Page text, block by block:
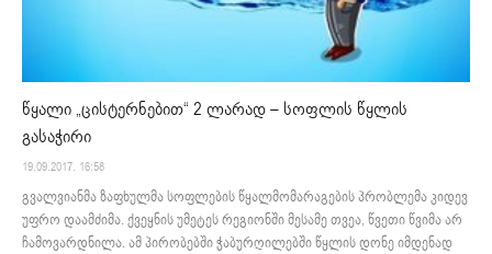
წყალი „ცისტერნებით“ 2 ლარად – სოფლის წყლის
გასაჭირი
19.09.2017. 16:58
გვალვიანმა ზაფხულმა სოფლების წყალმომარაგების პრობლემა კიდევ
უფრო დაამძიმა. ქვეყნის უმეტეს რეგიონში მესამე თვეა, წვეთი წვიმა არ
ჩამოვარდნილა. ამ პირობებში ჭაბურღილებში წყლის დონე იმდენად